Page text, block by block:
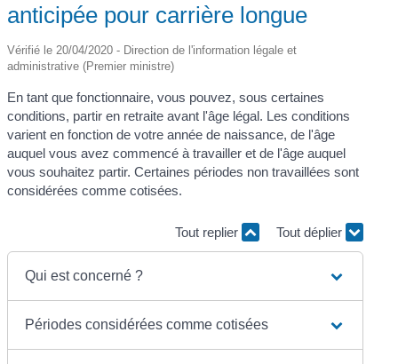
anticipée pour carrière longue
Vérifié le 20/04/2020 - Direction de l'information légale et
administrative (Premier ministre)
En tant que fonctionnaire, vous pouvez, sous certaines
conditions, partir en retraite avant l'âge légal. Les conditions
varient en fonction de votre année de naissance, de l'âge
auquel vous avez commencé à travailler et de l'âge auquel
vous souhaitez partir. Certaines périodes non travaillées sont
considérées comme cotisées.
Tout replier Tout déplier
Qui est concerné ?
Périodes considérées comme cotisées